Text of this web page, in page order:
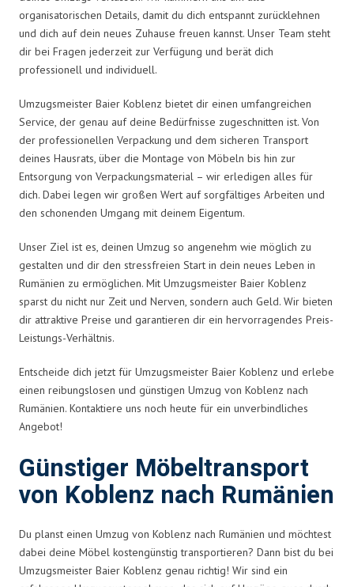
organisatorischen Details, damit du dich entspannt zurücklehnen
und dich auf dein neues Zuhause freuen kannst. Unser Team steht
dir bei Fragen jederzeit zur Verfügung und berät dich
professionell und individuell.
Umzugsmeister Baier Koblenz bietet dir einen umfangreichen
Service, der genau auf deine Bedürfnisse zugeschnitten ist. Von
der professionellen Verpackung und dem sicheren Transport
deines Hausrats, über die Montage von Möbeln bis hin zur
Entsorgung von Verpackungsmaterial – wir erledigen alles für
dich. Dabei legen wir großen Wert auf sorgfältiges Arbeiten und
den schonenden Umgang mit deinem Eigentum.
Unser Ziel ist es, deinen Umzug so angenehm wie möglich zu
gestalten und dir den stressfreien Start in dein neues Leben in
Rumänien zu ermöglichen. Mit Umzugsmeister Baier Koblenz
sparst du nicht nur Zeit und Nerven, sondern auch Geld. Wir bieten
dir attraktive Preise und garantieren dir ein hervorragendes Preis-
Leistungs-Verhältnis.
Entscheide dich jetzt für Umzugsmeister Baier Koblenz und erlebe
einen reibungslosen und günstigen Umzug von Koblenz nach
Rumänien. Kontaktiere uns noch heute für ein unverbindliches
Angebot!
Günstiger Möbeltransport
von Koblenz nach Rumänien
Du planst einen Umzug von Koblenz nach Rumänien und möchtest
dabei deine Möbel kostengünstig transportieren? Dann bist du bei
Umzugsmeister Baier Koblenz genau richtig! Wir sind ein